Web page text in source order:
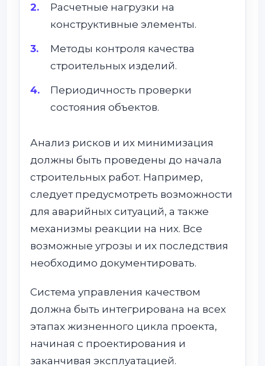
Расчетные нагрузки на
конструктивные элементы.
Методы контроля качества
строительных изделий.
Периодичность проверки
состояния объектов.
Анализ рисков и их минимизация
должны быть проведены до начала
строительных работ. Например,
следует предусмотреть возможности
для аварийных ситуаций, а также
механизмы реакции на них. Все
возможные угрозы и их последствия
необходимо документировать.
Система управления качеством
должна быть интегрирована на всех
этапах жизненного цикла проекта,
начиная с проектирования и
заканчивая эксплуатацией.